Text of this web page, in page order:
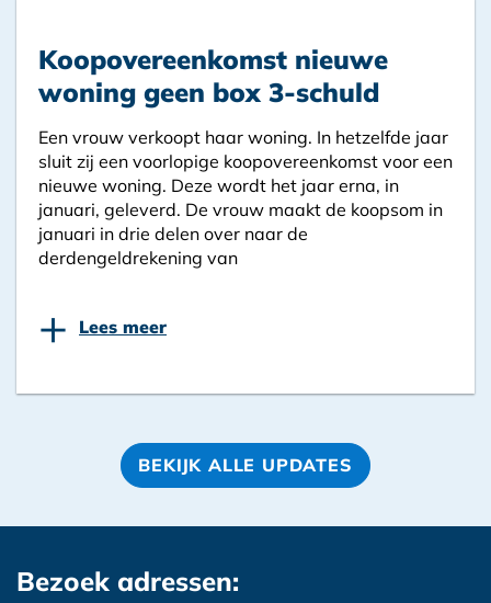
Koopovereenkomst nieuwe
woning geen box 3-schuld
Een vrouw verkoopt haar woning. In hetzelfde jaar
sluit zij een voorlopige koopovereenkomst voor een
nieuwe woning. Deze wordt het jaar erna, in
januari, geleverd. De vrouw maakt de koopsom in
januari in drie delen over naar de
derdengeldrekening van
+ Lees meer
BEKIJK ALLE UPDATES
Bezoek adressen: